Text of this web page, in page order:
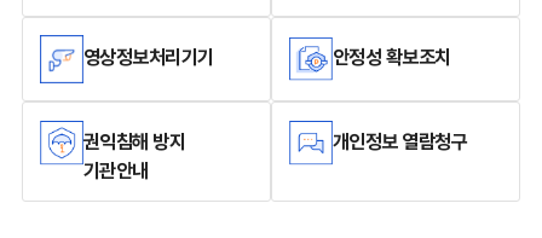
영상정보처리기기 안정성 확보조치
권익침해 방지
기관안내
개인정보 열람청구